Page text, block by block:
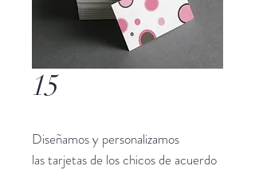
15
Diseñamos y personalizamos
las tarjetas de los chicos de acuerdo